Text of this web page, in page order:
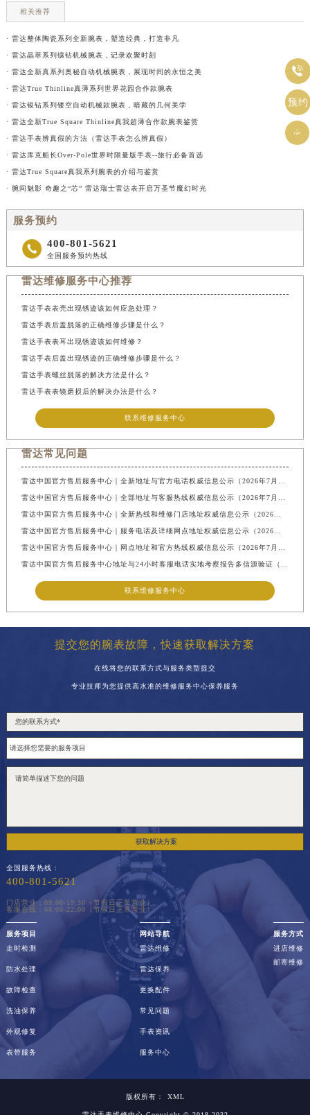
相关推荐
· 雷达整体陶瓷系列全新腕表，塑造经典，打造非凡
· 雷达晶萃系列镶钻机械腕表，记录欢聚时刻
· 雷达全新真系列奥秘自动机械腕表，展现时间的永恒之美
· 雷达True Thinline真薄系列世界花园合作款腕表
· 雷达银钻系列镂空自动机械款腕表，暗藏的几何美学
· 雷达全新True Square Thinline真我超薄合作款腕表鉴赏
· 雷达手表辨真假的方法（雷达手表怎么辨真假）
· 雷达库克船长Over-Pole世界时限量版手表--旅行必备首选
· 雷达True Square真我系列腕表的介绍与鉴赏
· 腕间魅影 奇趣之“芯” 雷达瑞士雷达表开启万圣节魔幻时光
服务预约
 400-801-5621
全国服务预约热线
雷达维修服务中心推荐
雷达手表表壳出现锈迹该如何应急处理？
雷达手表后盖脱落的正确维修步骤是什么？
雷达手表表耳出现锈迹该如何维修？
雷达手表后盖出现锈迹的正确维修步骤是什么？
雷达手表螺丝脱落的解决方法是什么？
雷达手表表镜磨损后的解决办法是什么？
联系维修服务中心
雷达常见问题
联系维修服务中心
提交您的腕表故障，快速获取解决方案
在线将您的联系方式与服务类型提交
专业技师为您提供高水准的维修服务中心保养服务
获取解决方案
全国服务热线：
400-801-5621
门店营业：09:00-19:30（节假日正常营业）
客服在线：08:00-22:00（节假日正常营业）
服务项目
走时检测
防水处理
故障检查
洗油保养
外观修复
表带服务
网站导航
雷达维修
雷达保养
更换配件
常见问题
手表资讯
服务中心
服务方式
进店维修
邮寄维修
版权所有： XML

预约
